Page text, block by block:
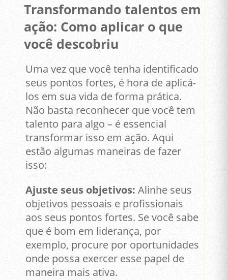
Transformando talentos em
ação: Como aplicar o que
você descobriu
Uma vez que você tenha identificado
seus pontos fortes, é hora de aplicá-
los em sua vida de forma prática.
Não basta reconhecer que você tem
talento para algo – é essencial
transformar isso em ação. Aqui
estão algumas maneiras de fazer
isso:
Ajuste seus objetivos: Alinhe seus
objetivos pessoais e profissionais
aos seus pontos fortes. Se você sabe
que é bom em liderança, por
exemplo, procure por oportunidades
onde possa exercer esse papel de
maneira mais ativa.